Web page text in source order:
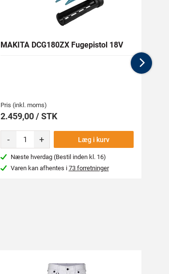
MAKITA DCG180ZX Fugepistol 18V
Pris (inkl. moms)
2.459,00 / STK
- + Læg i kurv
Næste hverdag (Bestil inden kl. 16)
Varen kan afhentes i 73 forretninger